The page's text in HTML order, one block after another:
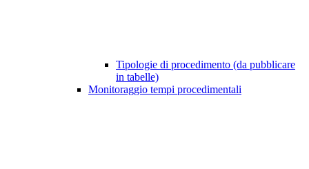
Tipologie di procedimento (da pubblicare
in tabelle)
Monitoraggio tempi procedimentali